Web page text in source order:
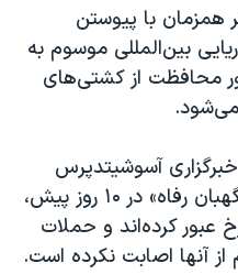
همزمان با پیوستن
بین‌المللی موسوم به
محافظت از کشتی‌های
می‌شود.
آسوشیتدپرس
گفت، از زمان اعلام «عملیات نگهبان رفاه» در ۱۰ روز پیش،
عبور کرده‌اند و حملات
آنها اصابت نکرده است.